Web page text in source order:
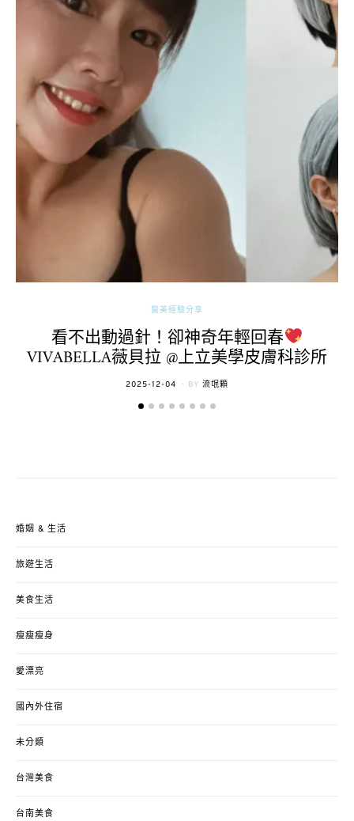
醫美經驗分享
看不出動過針！卻神奇年輕回春
VIVABELLA薇貝拉 @上立美學皮膚科診所
POSTED
2025-12-04 BY 流氓顆
婚姻 & 生活
旅遊生活
美食生活
瘦瘦瘦身
愛漂亮
國內外住宿
未分類
台灣美食
台南美食